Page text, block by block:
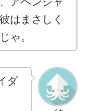
はまさしく
ゃ。
ダ